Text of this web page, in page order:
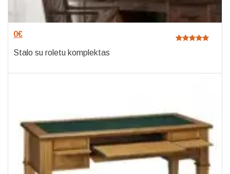
0€
Stalo su roletu komplektas